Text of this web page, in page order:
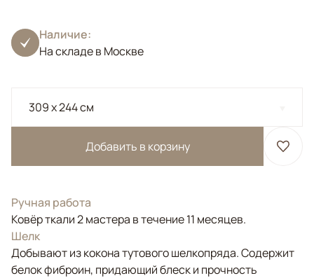
Наличие:
На складе в Москве
309 x 244 см
Добавить в корзину
Ручная работа
Ковёр ткали 2 мастера в течение 11 месяцев.
Шелк
Добывают из кокона тутового шелкопряда. Содержит
белок фиброин, придающий блеск и прочность